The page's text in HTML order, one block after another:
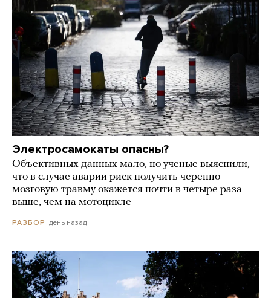
Электросамокаты опасны?
Объективных данных мало, но ученые выяснили,
что в случае аварии риск получить черепно-
мозговую травму окажется почти в четыре раза
выше, чем на мотоцикле
РАЗБОР день назад